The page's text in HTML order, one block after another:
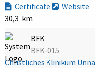
Certificate
Website
30,3 km
BFK
BFK-015
Christliches Klinikum Unna